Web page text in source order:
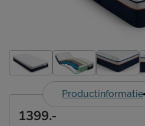
Productinformatie
1399.-